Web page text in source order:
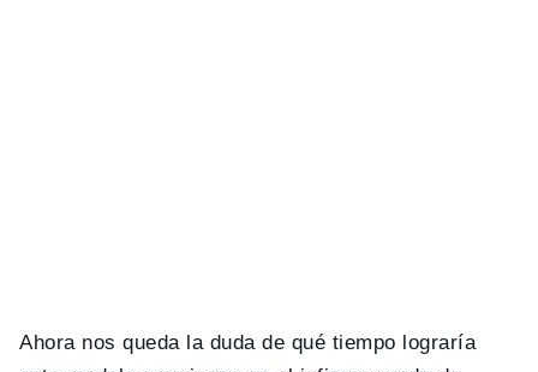
Ahora nos queda la duda de qué tiempo lograría